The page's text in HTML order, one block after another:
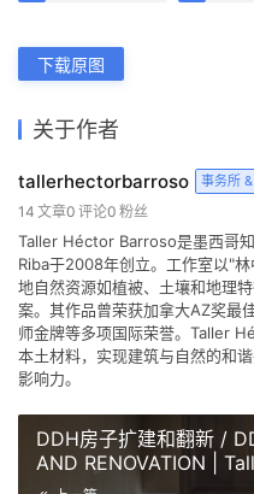
下载原图
关于作者
tallerhectorbarroso 事务所
14 文章0 评论0 粉丝
Taller Héctor Barroso是墨西哥
Riba于2008年创立。工作室以"
地自然资源如植被、土壤和地理
案。其作品曾荣获加拿大AZ奖最
师金牌等多项国际荣誉。Taller
本土材料，实现建筑与自然的和
影响力。
DDH房子扩建和翻新 /
AND RENOVATION |